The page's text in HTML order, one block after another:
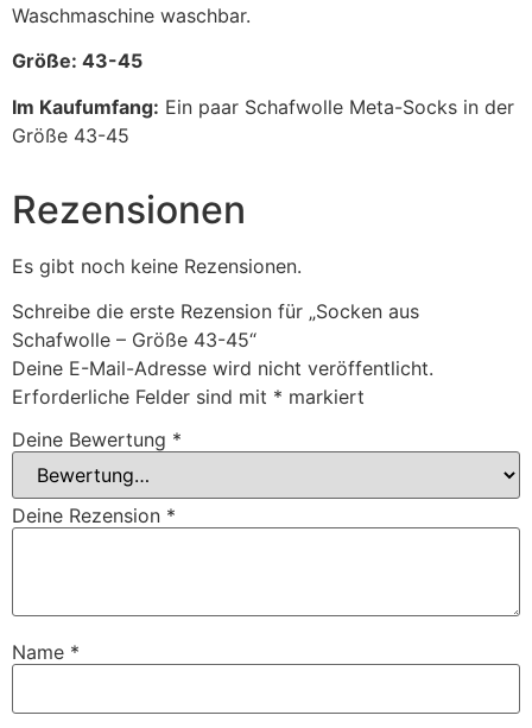
Waschmaschine waschbar.
Größe: 43-45
Im Kaufumfang: Ein paar Schafwolle Meta-Socks in der
Größe 43-45
Rezensionen
Es gibt noch keine Rezensionen.
Schreibe die erste Rezension für „Socken aus
Schafwolle – Größe 43-45“
Deine E-Mail-Adresse wird nicht veröffentlicht.
Erforderliche Felder sind mit * markiert
Deine Bewertung *
Deine Rezension *
Name *